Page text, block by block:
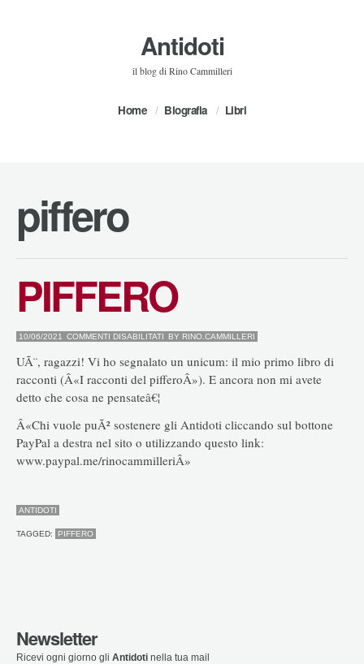
Antidoti
il blog di Rino Cammilleri
Home Biografia Libri
piffero
PIFFERO
10/06/2021 COMMENTI DISABILITATI SU
BY RINO.CAMMILLERI
UÃ¨, ragazzi! Vi ho segnalato un unicum: il mio primo libro di
racconti (Â«I racconti del pifferoÂ»). E ancora non mi avete
detto che cosa ne pensateâ€¦
Â«Chi vuole puÃ² sostenere gli Antidoti cliccando sul bottone
PayPal a destra nel sito o utilizzando questo link:
www.paypal.me/rinocammilleriÂ»
ANTIDOTI
TAGGED: PIFFERO
Newsletter
Ricevi ogni giorno gli Antidoti nella tua mail